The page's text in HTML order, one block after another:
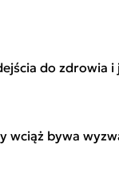
do zdrowia i
bywa